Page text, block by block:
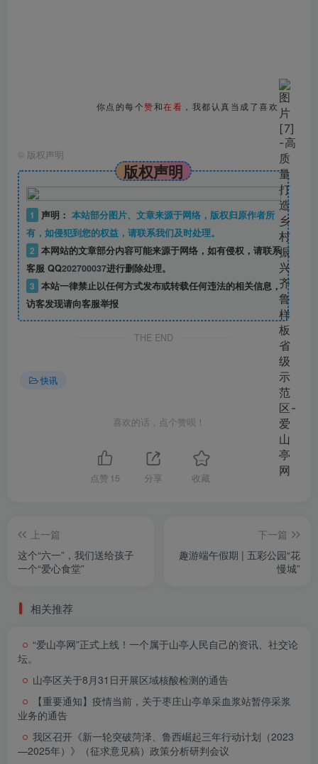
你点的每个赞和在看 ，我都认真当成了喜欢
© 版权声明
版权声明
1 声明： 本站部分图片、文章来源于网络，版权归原作者所
有，如侵犯到您的权益，请联系我们及时处理。
2 本网站的文章部分内容可能来源于网络，如有侵权，请联系
客服 QQ202700037进行删除处理。
3 本站一律禁止以任何方式发布或转载任何违法的相关信息，
访客发现请向客服举报
THE END
快讯
喜欢的话，点个赞呗！
点赞 15 分享 收藏
上一篇
这个“六一”，我们送给孩子
一个“爱心食堂”
下一篇
趣游端午假期 | 五彩公园“花
慢城”
相关推荐
“爱山亭网”正式上线！一个属于山亭人民自己的资讯、社交论
坛。
山亭区关于8月31日开展区域核酸检测的通告
【重要通知】疫情当前，关于枣庄山亭单采血浆站暂停采浆
业务的通告
我区召开《新一轮突破菏泽、鲁西崛起三年行动计划（2023
—2025年）》（征求意见稿）政策分析研判会议